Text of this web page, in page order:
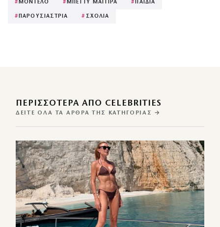
# ΜΟΝΤΕΛΟ # ΜΠΕΤΤΥ ΜΑΓΓΙΡΑ # ΠΑΙΔΙΑ
# ΠΑΡΟΥΣΙΑΣΤΡΙΑ # ΣΧΟΛΙΑ
ΠΕΡΙΣΣΌΤΕΡΑ ΑΠΌ CELEBRITIES
ΔΕΊΤΕ ΌΛΑ ΤΑ ΆΡΘΡΑ ΤΗΣ ΚΑΤΗΓΟΡΊΑΣ →